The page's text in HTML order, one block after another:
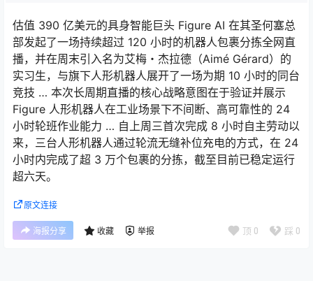
估值 390 亿美元的具身智能巨头 Figure AI 在其圣何塞总
部发起了一场持续超过 120 小时的机器人包裹分拣全网直
播，并在周末引入名为艾梅・杰拉德（Aimé Gérard）的
实习生，与旗下人形机器人展开了一场为期 10 小时的同台
竞技 … 本次长周期直播的核心战略意图在于验证并展示
Figure 人形机器人在工业场景下不间断、高可靠性的 24
小时轮班作业能力 … 自上周三首次完成 8 小时自主劳动以
来，三台人形机器人通过轮流无缝补位充电的方式，在 24
小时内完成了超 3 万个包裹的分拣，截至目前已稳定运行
超六天。
原文连接
海报分享 收藏 举报 顶 0 踩 0